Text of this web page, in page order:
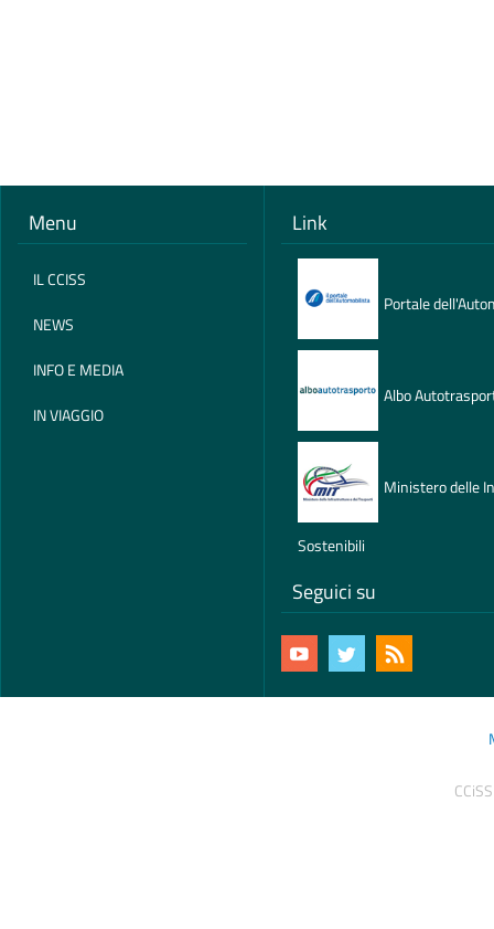
Menu
IL CCISS
NEWS
INFO E MEDIA
IN VIAGGIO
Seguici su
Portale
Albo
Ministero delle
Sostenibili
Link